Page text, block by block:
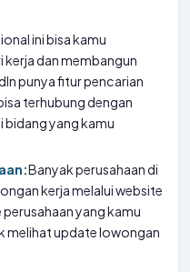
ini bisa kamu
dan membangun
punya fitur pencarian
terhubung dengan
yang kamu
Banyak perusahaan di
kerja melalui website
yang kamu
melihat update lowongan